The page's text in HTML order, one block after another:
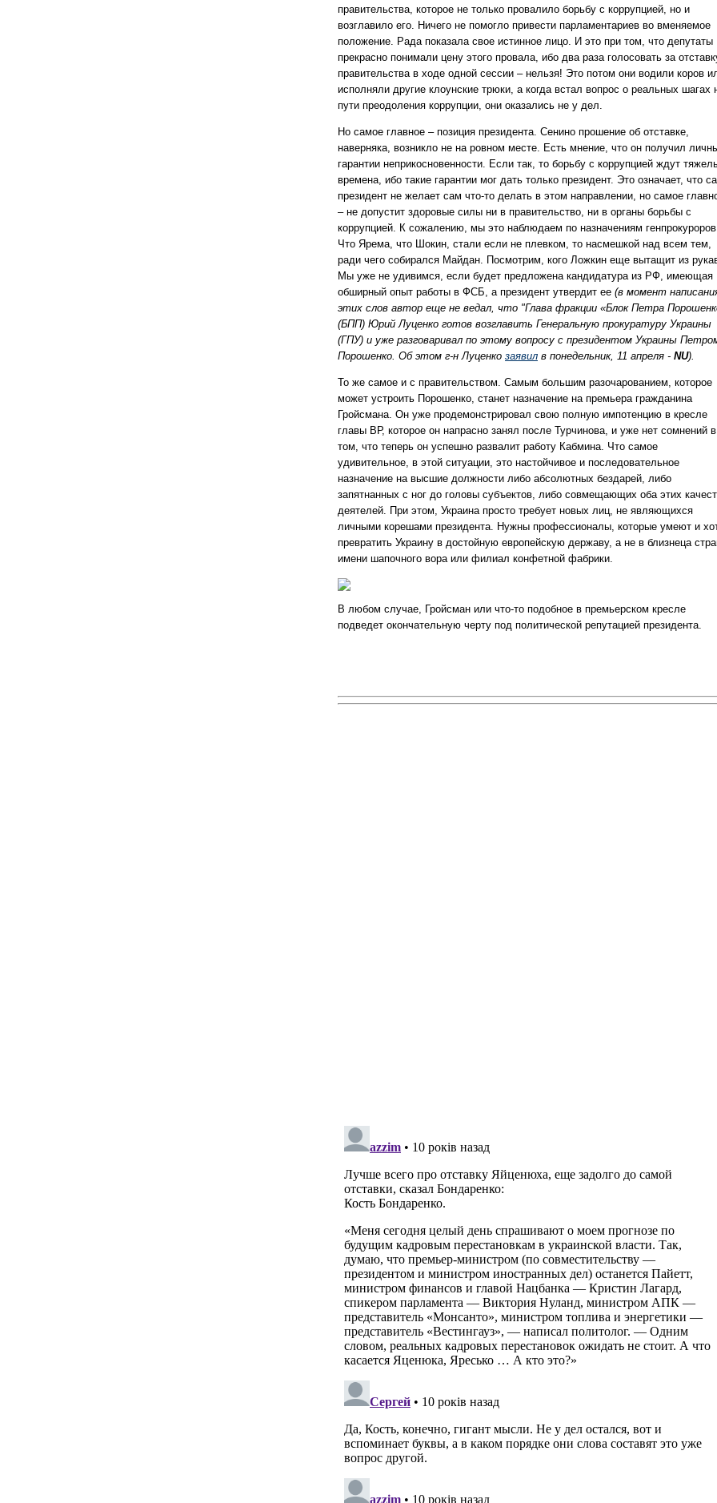
правительства, которое не только провалило борьбу с коррупцией, но и
возглавило его. Ничего не помогло привести парламентариев во вменяемое
положение. Рада показала свое истинное лицо. И это при том, что депутаты
прекрасно понимали цену этого провала, ибо два раза голосовать за
правительства в ходе одной сессии – нельзя! Это потом они водили коров
исполняли другие клоунские трюки, а когда встал вопрос о реальных шагах
пути преодоления коррупции, они оказались не у дел.
Но самое главное – позиция президента. Сенино прошение об отставке,
наверняка, возникло не на ровном месте. Есть мнение, что он получил
гарантии неприкосновенности. Если так, то борьбу с коррупцией ждут
времена, ибо такие гарантии мог дать только президент. Это означает, что
президент не желает сам что-то делать в этом направлении, но самое
– не допустит здоровые силы ни в правительство, ни в органы борьбы с
коррупцией. К сожалению, мы это наблюдаем по назначениям генпрокуроров.
Что Ярема, что Шокин, стали если не плевком, то насмешкой над всем тем,
ради чего собирался Майдан. Посмотрим, кого Ложкин еще вытащит из
Мы уже не удивимся, если будет предложена кандидатура из РФ, имеющая
обширный опыт работы в ФСБ, а президент утвердит ее (в момент
этих слов автор еще не ведал, что "Глава фракции «Блок Петра
(БПП) Юрий Луценко готов возглавить Генеральную прокуратуру Украины
(ГПУ) и уже разговаривал по этому вопросу с президентом Украины
Порошенко. Об этом г-н Луценко заявил в понедельник, 11 апреля - NU).
То же самое и с правительством. Самым большим разочарованием, которое
может устроить Порошенко, станет назначение на премьера гражданина
Гройсмана. Он уже продемонстрировал свою полную импотенцию в кресле
главы ВР, которое он напрасно занял после Турчинова, и уже нет сомнений в
том, что теперь он успешно развалит работу Кабмина. Что самое
удивительное, в этой ситуации, это настойчивое и последовательное
назначение на высшие должности либо абсолютных бездарей, либо
запятнанных с ног до головы субъектов, либо совмещающих оба этих
деятелей. При этом, Украина просто требует новых лиц, не являющихся
личными корешами президента. Нужны профессионалы, которые умеют и
превратить Украину в достойную европейскую державу, а не в близнеца
имени шапочного вора или филиал конфетной фабрики.
В любом случае, Гройсман или что-то подобное в премьерском кресле
подведет окончательную черту под политической репутацией президента.